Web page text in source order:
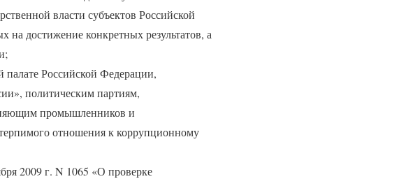
власти субъектов Российской
достижение конкретных результатов, а
Российской Федерации,
политическим партиям,
промышленников и
отношения к коррупционному
2009 г. N 1065 «О проверке